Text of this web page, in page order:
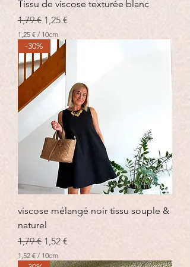
r
s
Tissu de viscose texturée blanc
Prix original
1,79 € Prix promotionnel
1,25 €
1,25 € / 10cm
,
2
5
a
i
m
t
r
s
-30%
viscose mélangé noir tissu souple &
naturel
Prix original
1,79 € Prix promotionnel
1,52 €
1,52 € / 10cm